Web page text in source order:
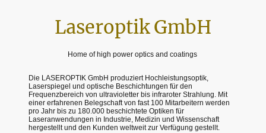
Laseroptik GmbH
Home of high power optics and coatings
Die LASEROPTIK GmbH produziert Hochleistungsoptik,
Laserspiegel und optische Beschichtungen für den
Frequenzbereich von ultravioletter bis infraroter Strahlung. Mit
einer erfahrenen Belegschaft von fast 100 Mitarbeitern werden
pro Jahr bis zu 180.000 beschichtete Optiken für
Laseranwendungen in Industrie, Medizin und Wissenschaft
hergestellt und den Kunden weltweit zur Verfügung gestellt.